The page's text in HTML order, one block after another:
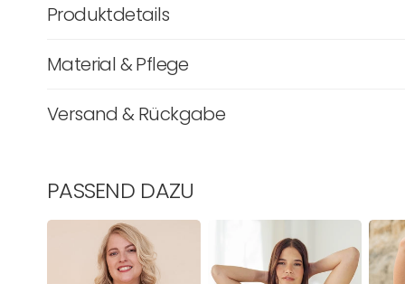
Produktdetails
Material & Pflege
Versand & Rückgabe
PASSEND DAZU
BH
Ivory
BH
True
Luna